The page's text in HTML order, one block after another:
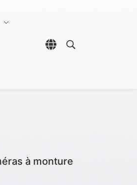
Ouvrir le sélecteur
Ouvrir la
à monture